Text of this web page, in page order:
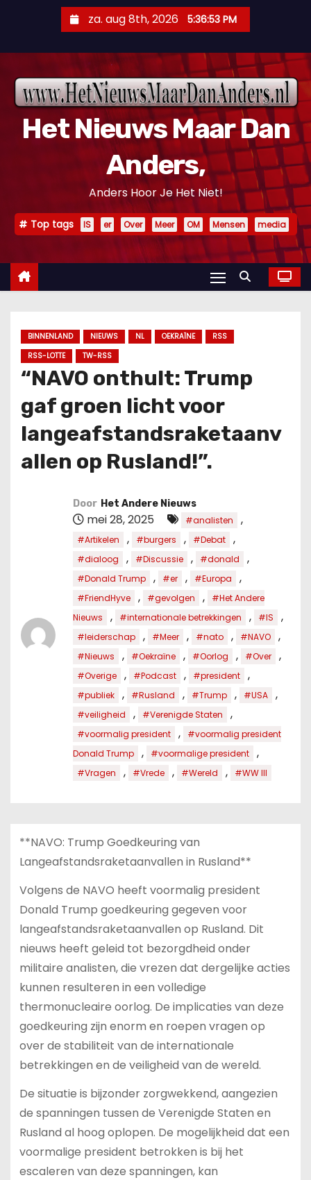
n
za. aug 8th, 2026 5:36:54 PM
Het Nieuws Maar Dan
Anders,
Anders Hoor Je Het Niet!
Top tags IS er Over Meer OM Mensen media
BINNENLAND NIEUWS NL OEKRAÏNE
RSS
RSS-LOTTE
TW-RSS
“NAVO onthult: Trump
gaf groen licht voor
langeafstandsraketaanv
allen op Rusland!”.
Door Het Andere Nieuws
mei 28, 2025 #analisten ,
#Artikelen , #burgers , #Debat ,
#dialoog , #Discussie , #donald ,
#Donald Trump , #er , #Europa ,
#FriendHyve , #gevolgen ,
#Het Andere
Nieuws
, #internationale betrekkingen , #IS ,
#leiderschap , #Meer , #nato , #NAVO ,
#Nieuws , #Oekraïne , #Oorlog , #Over ,
#Overige , #Podcast , #president ,
#publiek , #Rusland , #Trump , #USA ,
#veiligheid , #Verenigde Staten ,
#voormalig president ,
#voormalig president
Donald Trump
, #voormalige president ,
#Vragen , #Vrede , #Wereld , #WW III
**NAVO: Trump Goedkeuring van
Langeafstandsraketaanvallen in Rusland**
Volgens de NAVO heeft voormalig president
Donald Trump goedkeuring gegeven voor
langeafstandsraketaanvallen op Rusland. Dit
nieuws heeft geleid tot bezorgdheid onder
militaire analisten, die vrezen dat dergelijke acties
kunnen resulteren in een volledige
thermonucleaire oorlog. De implicaties van deze
goedkeuring zijn enorm en roepen vragen op
over de stabiliteit van de internationale
betrekkingen en de veiligheid van de wereld.
De situatie is bijzonder zorgwekkend, aangezien
de spanningen tussen de Verenigde Staten en
Rusland al hoog oplopen. De mogelijkheid dat een
voormalige president betrokken is bij het
escaleren van deze spanningen, kan